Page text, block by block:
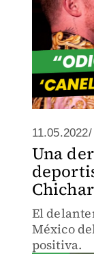
11.05.2022/
Una
El
México
positiva.